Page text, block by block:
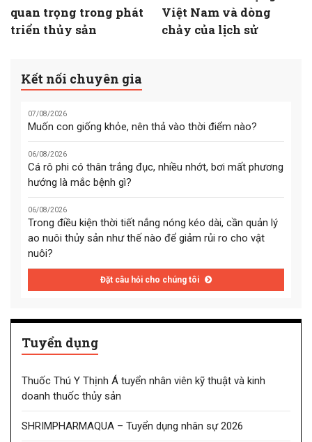
quan trọng trong phát
triển thủy sản
Việt Nam và dòng
chảy của lịch sử
Kết nối chuyên gia
07/08/2026
Muốn con giống khỏe, nên thả vào thời điểm nào?
06/08/2026
Cá rô phi có thân trắng đục, nhiều nhớt, bơi mất phương
hướng là mắc bệnh gì?
06/08/2026
Trong điều kiện thời tiết nắng nóng kéo dài, cần quản lý
ao nuôi thủy sản như thế nào để giảm rủi ro cho vật
nuôi?
Đặt câu hỏi cho chúng tôi
Tuyển dụng
Thuốc Thú Y Thịnh Á tuyển nhân viên kỹ thuật và kinh
doanh thuốc thủy sản
SHRIMPHARMAQUA – Tuyển dụng nhân sự 2026